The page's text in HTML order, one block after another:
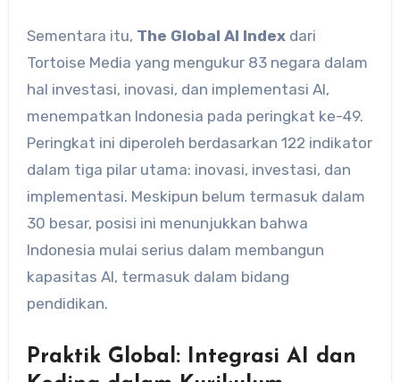
Sementara itu, The Global AI Indexdari
Tortoise Media yang mengukur 83 negara dalam
hal investasi, inovasi, dan implementasi AI,
menempatkan Indonesia pada peringkat ke-49.
Peringkat ini diperoleh berdasarkan 122 indikator
dalam tiga pilar utama: inovasi, investasi, dan
implementasi. Meskipun belum termasuk dalam
30 besar, posisi ini menunjukkan bahwa
Indonesia mulai serius dalam membangun
kapasitas AI, termasuk dalam bidang
pendidikan.
Praktik Global: Integrasi AI dan